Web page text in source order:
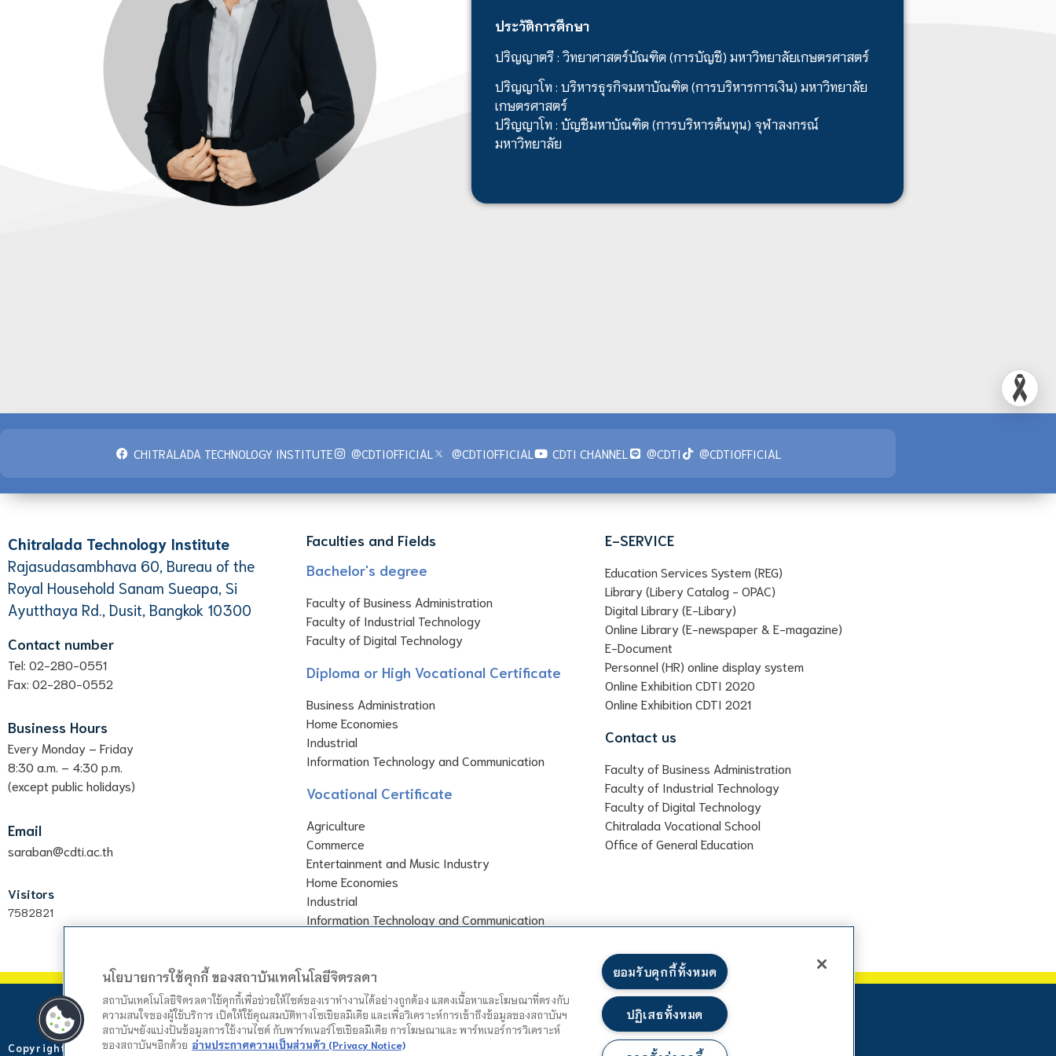
ประวัติการศึกษา
ปริญญาตรี : วิทยาศาสตร์บัณฑิต (การบัญชี) มหาวิทยาลัยเกษตรศาสตร์
ปริญญาโท : บริหารธุรกิจมหาบัณฑิต (การบริหารการเงิน) มหาวิทยาลัย
เกษตรศาสตร์
ปริญญาโท : บัญชีมหาบัณฑิต (การบริหารต้นทุน) จุฬาลงกรณ์
มหาวิทยาลัย
CHITRALADA TECHNOLOGY INSTITUTE @CDTIOFFICIAL @CDTIOFFICIAL CDTI CHANNEL @CDTI @CDTIOFFICIAL
Chitralada Technology Institute
Rajasudasambhava 60, Bureau of the
Royal Household Sanam Sueapa, Si
Ayutthaya Rd., Dusit, Bangkok 10300
Contact number
Tel: 02-280-0551
Fax: 02-280-0552
Business Hours
Every Monday – Friday
8:30 a.m. – 4:30 p.m.
(except public holidays)
Email
saraban@cdti.ac.th
Visitors
7582821
Faculties and Fields
Bachelor's degree
Faculty of Business Administration
Faculty of Industrial Technology
Faculty of Digital Technology
Diploma or High Vocational Certificate
Business Administration
Home Economies
Industrial
Information Technology and Communication
Vocational Certificate
Agriculture
Commerce
Entertainment and Music Industry
Home Economies
Industrial
Information Technology and Communication
E-SERVICE
Education Services System (REG)
Library (Libery Catalog - OPAC)
Digital Library (E-Libary)
Online Library (E-newspaper & E-magazine)
E-Document
Personnel (HR) online display system
Online Exhibition CDTI 2020
Online Exhibition CDTI 2021
Contact us
Faculty of Business Administration
Faculty of Industrial Technology
Faculty of Digital Technology
Chitralada Vocational School
Office of General Education
Copyright © 2023 Chitralada Technology Institute. Web byMountain
นโยบายการใช้คุกกี้ ของสถาบันเทคโนโลยีจิตรลดา
สถาบันเทคโนโลยีจิตรลดาใช้คุกกี้เพื่อช่วยให้ไซต์ของเราทำงานได้อย่างถูกต้อง แสดงเนื้อหาและโฆษณาที่ตรงกับ
ความสนใจของผู้ใช้บริการ เปิดให้ใช้คุณสมบัติทางโซเชียลมีเดีย และเพื่อวิเคราะห์การเข้าถึงข้อมูลของสถาบันฯ
สถาบันฯยังแบ่งปันข้อมูลการใช้งานไซต์ กับพาร์ทเนอร์โซเชียลมีเดีย การโฆษณาและ พาร์ทเนอร์การวิเคราะห์
ของสถาบันฯอีกด้วย อ่านประกาศความเป็นส่วนตัว (Privacy Notice)
ยอมรับคุกกี้ทั้งหมด
ปฏิเสธทั้งหมด